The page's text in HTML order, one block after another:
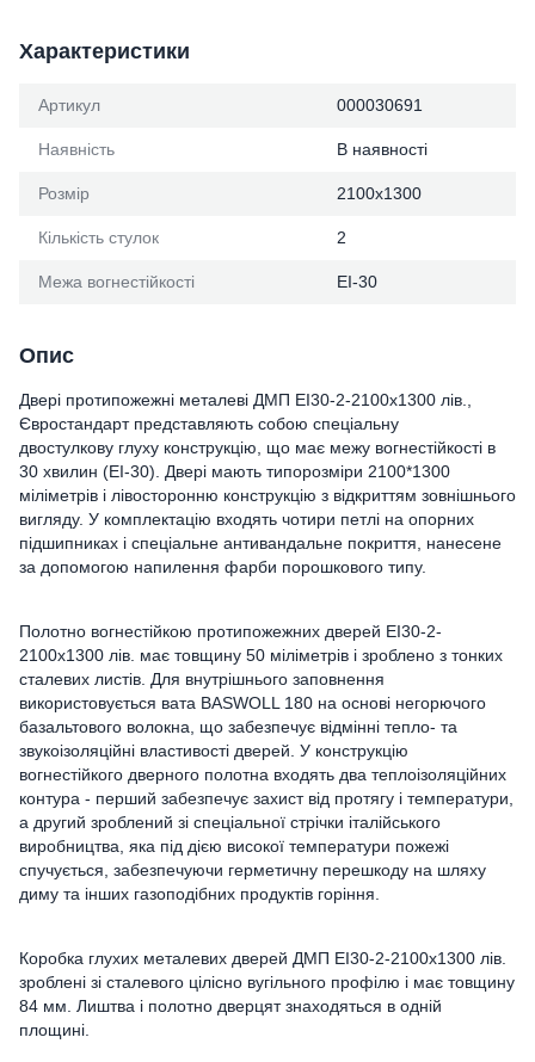
Характеристики
Артикул 000030691
Наявність В наявності
Розмір 2100х1300
Кількість стулок 2
Межа вогнестійкості ЕІ-30
Опис
Двері протипожежні металеві ДМП ЕІ30-2-2100х1300 лів.,
Євростандарт представляють собою спеціальну
двостулкову глуху конструкцію, що має межу вогнестійкості в
30 хвилин (EI-30). Двері мають типорозміри 2100*1300
міліметрів і лівосторонню конструкцію з відкриттям зовнішнього
вигляду. У комплектацію входять чотири петлі на опорних
підшипниках і спеціальне антивандальне покриття, нанесене
за допомогою напилення фарби порошкового типу.
Полотно вогнестійкою протипожежних дверей ЕІ30-2-
2100х1300 лів. має товщину 50 міліметрів і зроблено з тонких
сталевих листів. Для внутрішнього заповнення
використовується вата BASWOLL 180 на основі негорючого
базальтового волокна, що забезпечує відмінні тепло- та
звукоізоляційні властивості дверей. У конструкцію
вогнестійкого дверного полотна входять два теплоізоляційних
контура - перший забезпечує захист від протягу і температури,
а другий зроблений зі спеціальної стрічки італійського
виробництва, яка під дією високої температури пожежі
спучується, забезпечуючи герметичну перешкоду на шляху
диму та інших газоподібних продуктів горіння.
Коробка глухих металевих дверей ДМП ЕІ30-2-2100х1300 лів.
зроблені зі сталевого цілісно вугільного профілю і має товщину
84 мм. Лиштва і полотно дверцят знаходяться в одній
площині.